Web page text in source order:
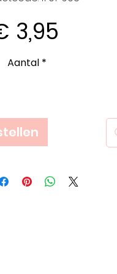
3,95
Aantal *